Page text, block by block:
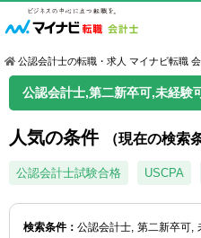
監
公認会計士の転職・求人 マイナビ転職
公認会計士,第二新卒可,未経験
人気の条件 （現在の検索
公認会計士試験合格 USCPA
検索条件： 公認会計士 第二新卒可